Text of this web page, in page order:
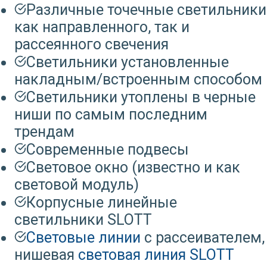
Различные точечные светильники
как направленного, так и
рассеянного свечения
Светильники установленные
накладным/встроенным способом
Светильники утоплены в черные
ниши по самым последним
трендам
Современные подвесы
Световое окно (известно и как
световой модуль)
Корпусные линейные
светильники SLOTT
Световые линии с рассеивателем,
нишевая световая линия SLOTT